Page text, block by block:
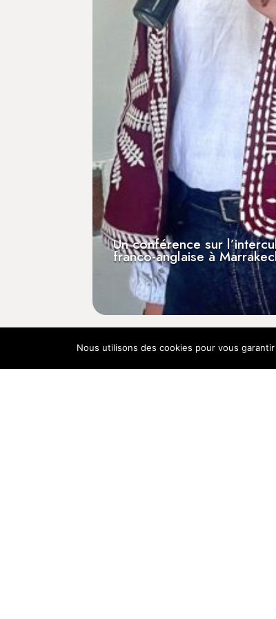
Un conférence sur
franco-anglaise à
[Presse] Invitée au
Nous utilisons des cookies pour vous